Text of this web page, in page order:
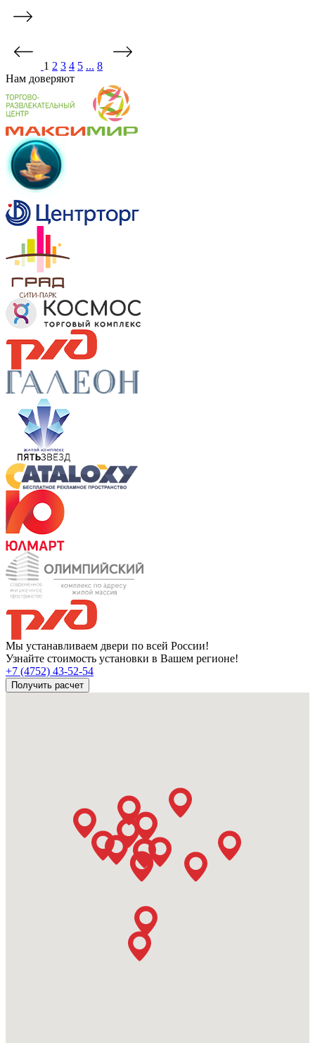
1 2 3 4 5 ... 8
Нам доверяют
Мы устанавливаем двери по всей России!
Узнайте стоимость установки в Вашем регионе!
+7 (4752) 43-52-54
Получить расчет